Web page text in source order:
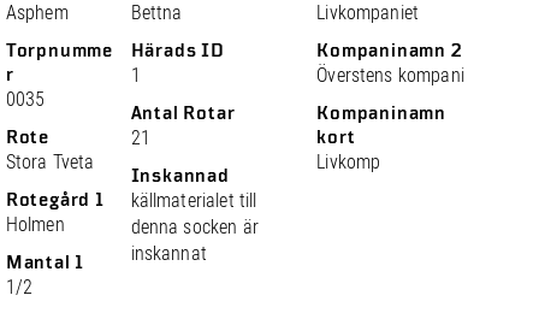
Asphem
Torpnumme
r
0035
Rote
Stora Tveta
Rotegård 1
Holmen
Mantal 1
1/2
Bettna
Härads ID
1
Antal Rotar
21
Inskannad
källmaterialet till
denna socken är
inskannat
Livkompaniet
Kompaninamn 2
Överstens kompani
Kompaninamn
kort
Livkomp